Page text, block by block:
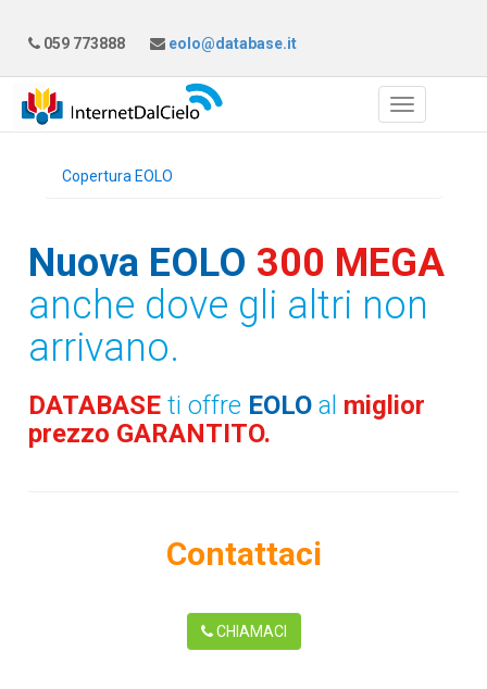
059 773888 eolo@database.it
Copertura EOLO
Nuova EOLO 300 MEGA
anche dove gli altri non
arrivano.
DATABASEti offre EOLO al miglior
prezzo GARANTITO.
Contattaci
CHIAMACI